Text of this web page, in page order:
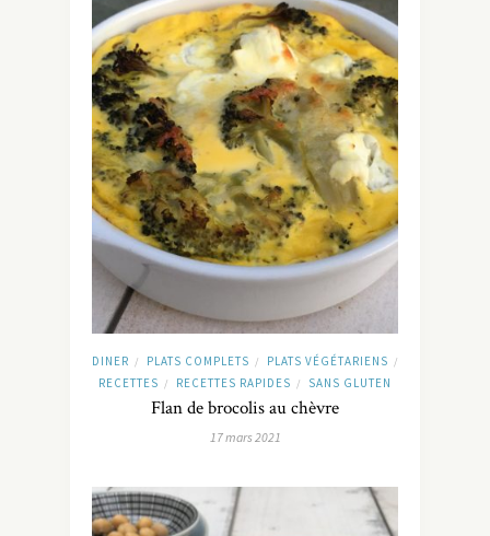
DINER / PLATS COMPLETS / PLATS VÉGÉTARIENS /
RECETTES / RECETTES RAPIDES / SANS GLUTEN
Flan de brocolis au chèvre
17 mars 2021